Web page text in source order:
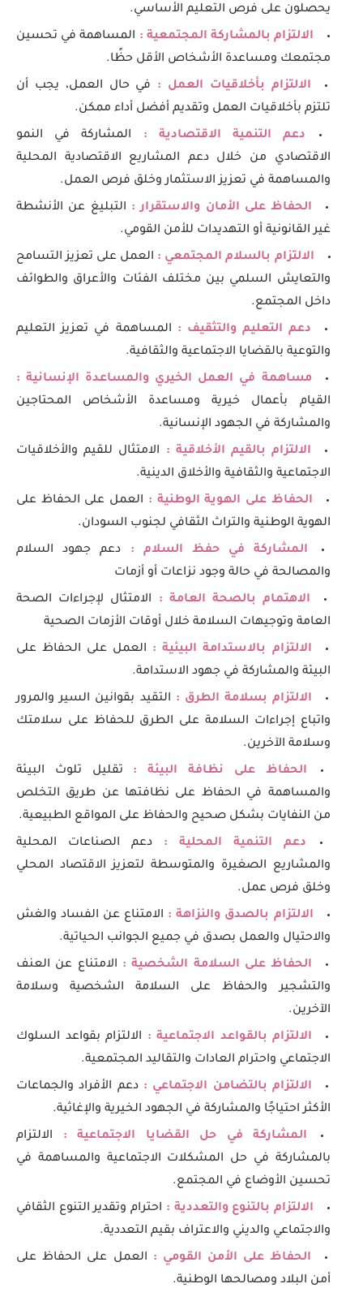
يحصلون على فرص التعليم الأساسي.
الالتزام بالمشاركة المجتمعية : المساهمة في تحسين
مجتمعك ومساعدة الأشخاص الأقل حظًا.
الالتزام بأخلاقيات العمل :
في حال العمل، يجب أن
تلتزم بأخلاقيات العمل وتقديم أفضل أداء ممكن.
دعم التنمية الاقتصادية : المشاركة في النمو
الاقتصادي من خلال دعم المشاريع الاقتصادية المحلية
والمساهمة في تعزيز الاستثمار وخلق فرص العمل.
الحفاظ على الأمان والاستقرار : التبليغ عن الأنشطة
غير القانونية أو التهديدات للأمن القومي.
الالتزام بالسلام المجتمعي : العمل على تعزيز التسامح
والتعايش السلمي بين مختلف الفئات والأعراق والطوائف
داخل المجتمع.
دعم التعليم والتثقيف : المساهمة في تعزيز التعليم
والتوعية بالقضايا الاجتماعية والثقافية.
مساهمة في العمل الخيري والمساعدة الإنسانية :
القيام بأعمال خيرية ومساعدة الأشخاص المحتاجين
والمشاركة في الجهود الإنسانية.
الالتزام بالقيم الأخلاقية : الامتثال للقيم والأخلاقيات
الاجتماعية والثقافية والأخلاق الدينية.
الحفاظ على الهوية الوطنية : العمل على الحفاظ على
الهوية الوطنية والتراث الثقافي لجنوب السودان.
المشاركة في حفظ السلام : دعم جهود السلام
والمصالحة في حالة وجود نزاعات أو أزمات
الاهتمام بالصحة العامة : الامتثال لإجراءات الصحة
العامة وتوجيهات السلامة خلال أوقات الأزمات الصحية
الالتزام بالاستدامة البيئية : العمل على الحفاظ على
البيئة والمشاركة في جهود الاستدامة.
الالتزام بسلامة الطرق : التقيد بقوانين السير والمرور
واتباع إجراءات السلامة على الطرق للحفاظ على سلامتك
وسلامة الآخرين.
الحفاظ على نظافة البيئة :
تقليل تلوث البيئة
والمساهمة في الحفاظ على نظافتها عن طريق التخلص
من النفايات بشكل صحيح والحفاظ على المواقع الطبيعية.
دعم التنمية المحلية : دعم الصناعات المحلية
والمشاريع الصغيرة والمتوسطة لتعزيز الاقتصاد المحلي
وخلق فرص عمل.
الالتزام بالصدق والنزاهة : الامتناع عن الفساد والغش
والاحتيال والعمل بصدق في جميع الجوانب الحياتية.
الحفاظ على السلامة الشخصية : الامتناع عن العنف
والتشجير والحفاظ على السلامة الشخصية وسلامة
الآخرين.
الالتزام بالقواعد الاجتماعية : الالتزام بقواعد السلوك
الاجتماعي واحترام العادات والتقاليد المجتمعية.
الالتزام بالتضامن الاجتماعي : دعم الأفراد والجماعات
الأكثر احتياجًا والمشاركة في الجهود الخيرية والإغاثية.
المشاركة في حل القضايا الاجتماعية :
الالتزام
بالمشاركة في حل المشكلات الاجتماعية والمساهمة في
تحسين الأوضاع في المجتمع.
الالتزام بالتنوع والتعددية : احترام وتقدير التنوع الثقافي
والاجتماعي والديني والاعتراف بقيم التعددية.
الحفاظ على الأمن القومي : العمل على الحفاظ على
أمن البلاد ومصالحها الوطنية.